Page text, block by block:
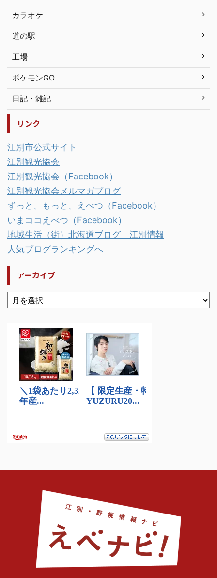
カラオケ
道の駅
工場
ポケモンGO
日記・雑記
リンク
江別市公式サイト
江別観光協会
江別観光協会（Facebook）
江別観光協会メルマガブログ
ずっと、もっと、えべつ（Facebook）
いまココえべつ（Facebook）
地域生活（街）北海道ブログ 江別情報
人気ブログランキングへ
アーカイブ